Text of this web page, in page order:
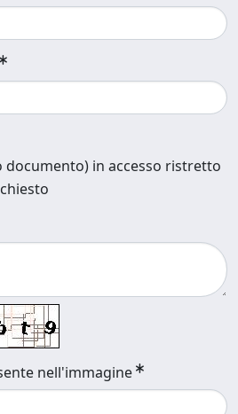
in accesso ristretto
nell'immagine